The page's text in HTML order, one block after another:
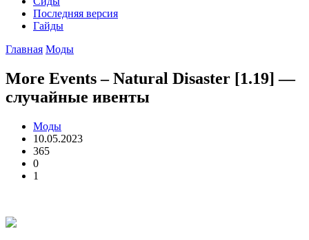
Последняя версия
Гайды
Главная Моды
More Events – Natural Disaster [1.19] —
случайные ивенты
Моды
10.05.2023
365
0
1